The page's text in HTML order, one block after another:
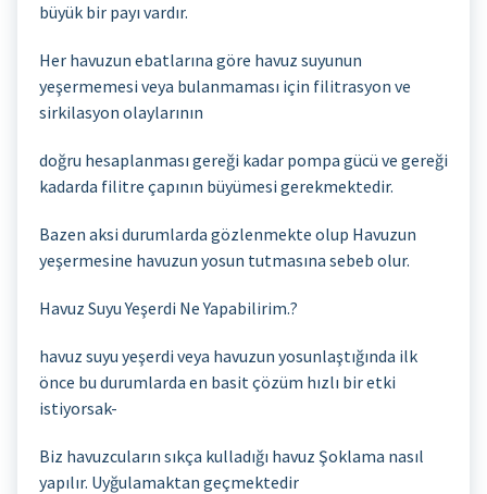
büyük bir payı vardır.
Her havuzun ebatlarına göre havuz suyunun
yeşermemesi veya bulanmaması için filitrasyon ve
sirkilasyon olaylarının
doğru hesaplanması gereği kadar pompa gücü ve gereği
kadarda filitre çapının büyümesi gerekmektedir.
Bazen aksi durumlarda gözlenmekte olup Havuzun
yeşermesine havuzun yosun tutmasına sebeb olur.
Havuz Suyu Yeşerdi Ne Yapabilirim.?
havuz suyu yeşerdi veya havuzun yosunlaştığında ilk
önce bu durumlarda en basit çözüm hızlı bir etki
istiyorsak-
Biz havuzcuların sıkça kulladığı havuz Şoklama nasıl
yapılır. Uyğulamaktan geçmektedir